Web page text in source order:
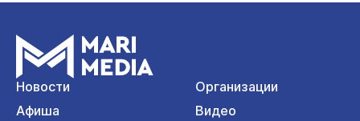
Новости
Организации
Афиша
Видео